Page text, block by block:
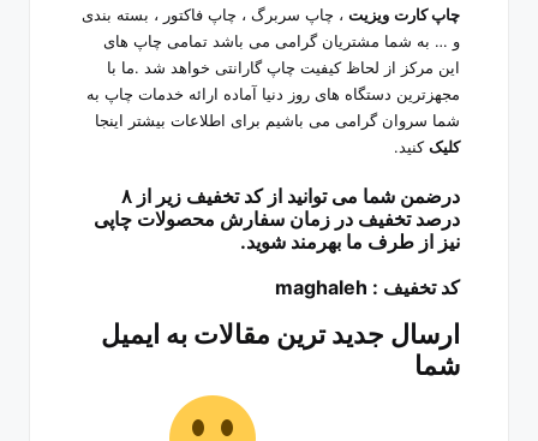
چاپ کارت ویزیت ، چاپ سربرگ ، چاپ فاکتور ، بسته بندی
و … به شما مشتریان گرامی می باشد تمامی چاپ های
این مرکز از لحاظ کیفیت چاپ گارانتی خواهد شد .ما با
مجهزترین دستگاه های روز دنیا آماده ارائه خدمات چاپ به
شما سروان گرامی می باشیم برای اطلاعات بیشتر اینجا
کلیک کنید.
درضمن شما می توانید از کد تخفیف زیر از ۸
درصد تخفیف در زمان سفارش محصولات چاپی
نیز از طرف ما بهرمند شوید.
کد تخفیف : maghaleh
ارسال جدید ترین مقالات به ایمیل
شما